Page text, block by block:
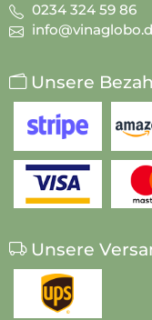
0234 324 59 86
Unsere
Unsere